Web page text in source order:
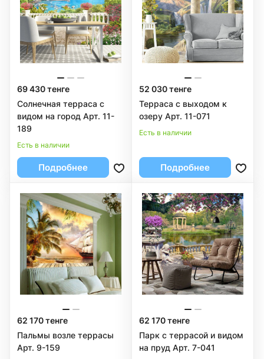
69 430 тенге
Солнечная терраса с
видом на город Арт. 11-
189
Есть в наличии
Подробнее
52 030 тенге
Терраса с выходом к
озеру Арт. 11-071
Есть в наличии
Подробнее
62 170 тенге
Пальмы возле террасы
Арт. 9-159
62 170 тенге
Парк с террасой и видом
на пруд Арт. 7-041